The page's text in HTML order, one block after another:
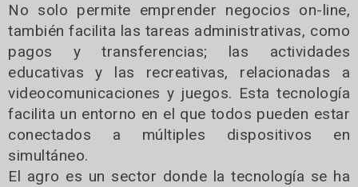
No solo permite emprender negocios on-line,
también facilita las tareas administrativas, como
pagos y transferencias; las actividades
educativas y las recreativas, relacionadas a
videocomunicaciones y juegos. Esta tecnología
facilita un entorno en el que todos pueden estar
conectados a múltiples dispositivos en
simultáneo.
El agro es un sector donde la tecnología se ha